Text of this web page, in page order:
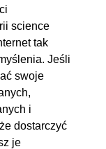
00:08:27
00:05:25
00:04:10
science
tak
Jeśli
swoje
i
dostarczyć
je